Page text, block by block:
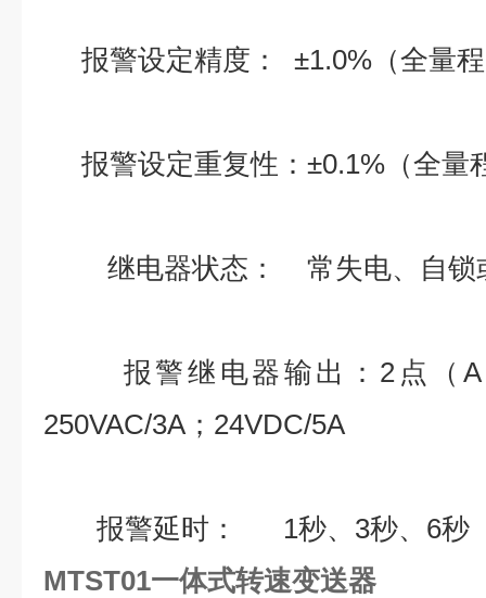
报警设定精度： ±1.0%（全量
报警设定重复性：±0.1%（全量
继电器状态： 常失电、自锁
报警继电器输出：2点（A
250VAC/3A；24VDC/5A
报警延时： 1秒、3秒、6秒
MTST01一体式转速变送器